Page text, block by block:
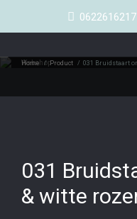
0622616217
Webshop
Home /Product / 031 Bruidstaart
031
& witte